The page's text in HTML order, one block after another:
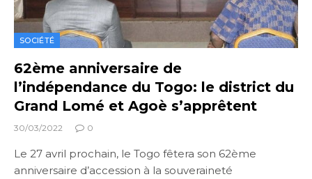
SOCIÉTÉ
62ème anniversaire de
l’indépendance du Togo: le district du
Grand Lomé et Agoè s’apprêtent
30/03/2022 0
Le 27 avril prochain, le Togo fêtera son 62ème
anniversaire d’accession à la souveraineté